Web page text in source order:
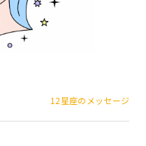
12星座のメッセージ